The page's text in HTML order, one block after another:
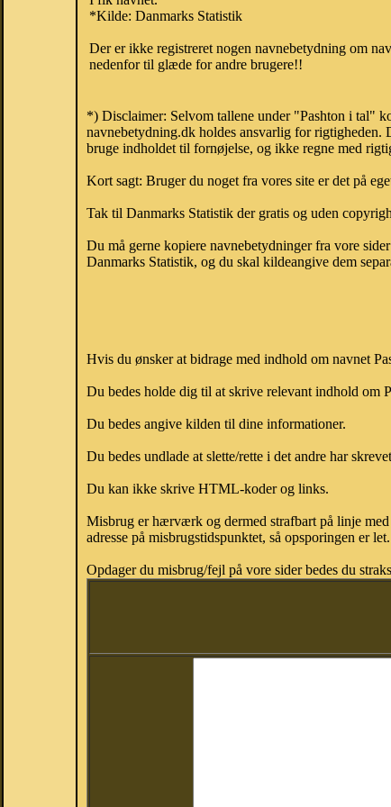
*Kilde: Danmarks Statistik
Der er ikke registreret nogen navnebetydning om
nedenfor til glæde for andre brugere!!
*) Disclaimer: Selvom tallene under "Pashton i tal"
navnebetydning.dk holdes ansvarlig for rigtigheden.
bruge indholdet til fornøjelse, og ikke regne med
Kort sagt: Bruger du noget fra vores site er det på
Tak til Danmarks Statistik der gratis og uden
Du må gerne kopiere navnebetydninger fra vore
Danmarks Statistik, og du skal kildeangive dem
Hvis du ønsker at bidrage med indhold om navnet
Du bedes holde dig til at skrive relevant indhold om
Du bedes angive kilden til dine informationer.
Du bedes undlade at slette/rette i det andre har
Du kan ikke skrive HTML-koder og links.
Misbrug er hærværk og dermed strafbart på linje
adresse på misbrugstidspunktet, så opsporingen er let.
Opdager du misbrug/fejl på vore sider bedes du